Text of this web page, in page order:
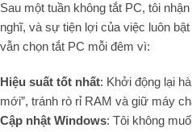
Sau một tuần không tắt PC, tôi
nghĩ, và sự tiện lợi của việc luôn
vẫn chọn tắt PC mỗi đêm vì:
Hiệu suất tốt nhất: Khởi động lại
mới”, tránh rò rỉ RAM và giữ máy
Cập nhật Windows: Tôi không